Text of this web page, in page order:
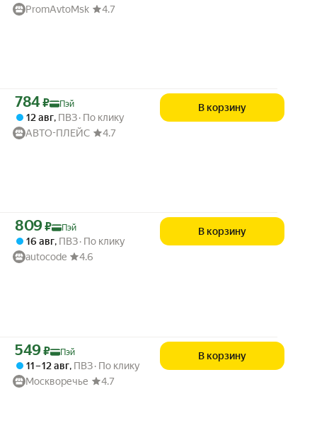
PromAvtoMsk
4.7
Цена с картой Яндекс Пэй 784 ₽ вместо
784 ₽ Пэй
12 авг, ПВЗ По клику
АВТО-ПЛЕЙС
4.7
В корзину
Цена с картой Яндекс Пэй 809 ₽ вместо
809₽ Пэй
16 авг, ПВЗ По клику
autocode
4.6
В корзину
Цена с картой Яндекс Пэй 549 ₽ вместо
549₽ Пэй
11 – 12 авг, ПВЗ По клику
Москворечье
4.7
В корзину